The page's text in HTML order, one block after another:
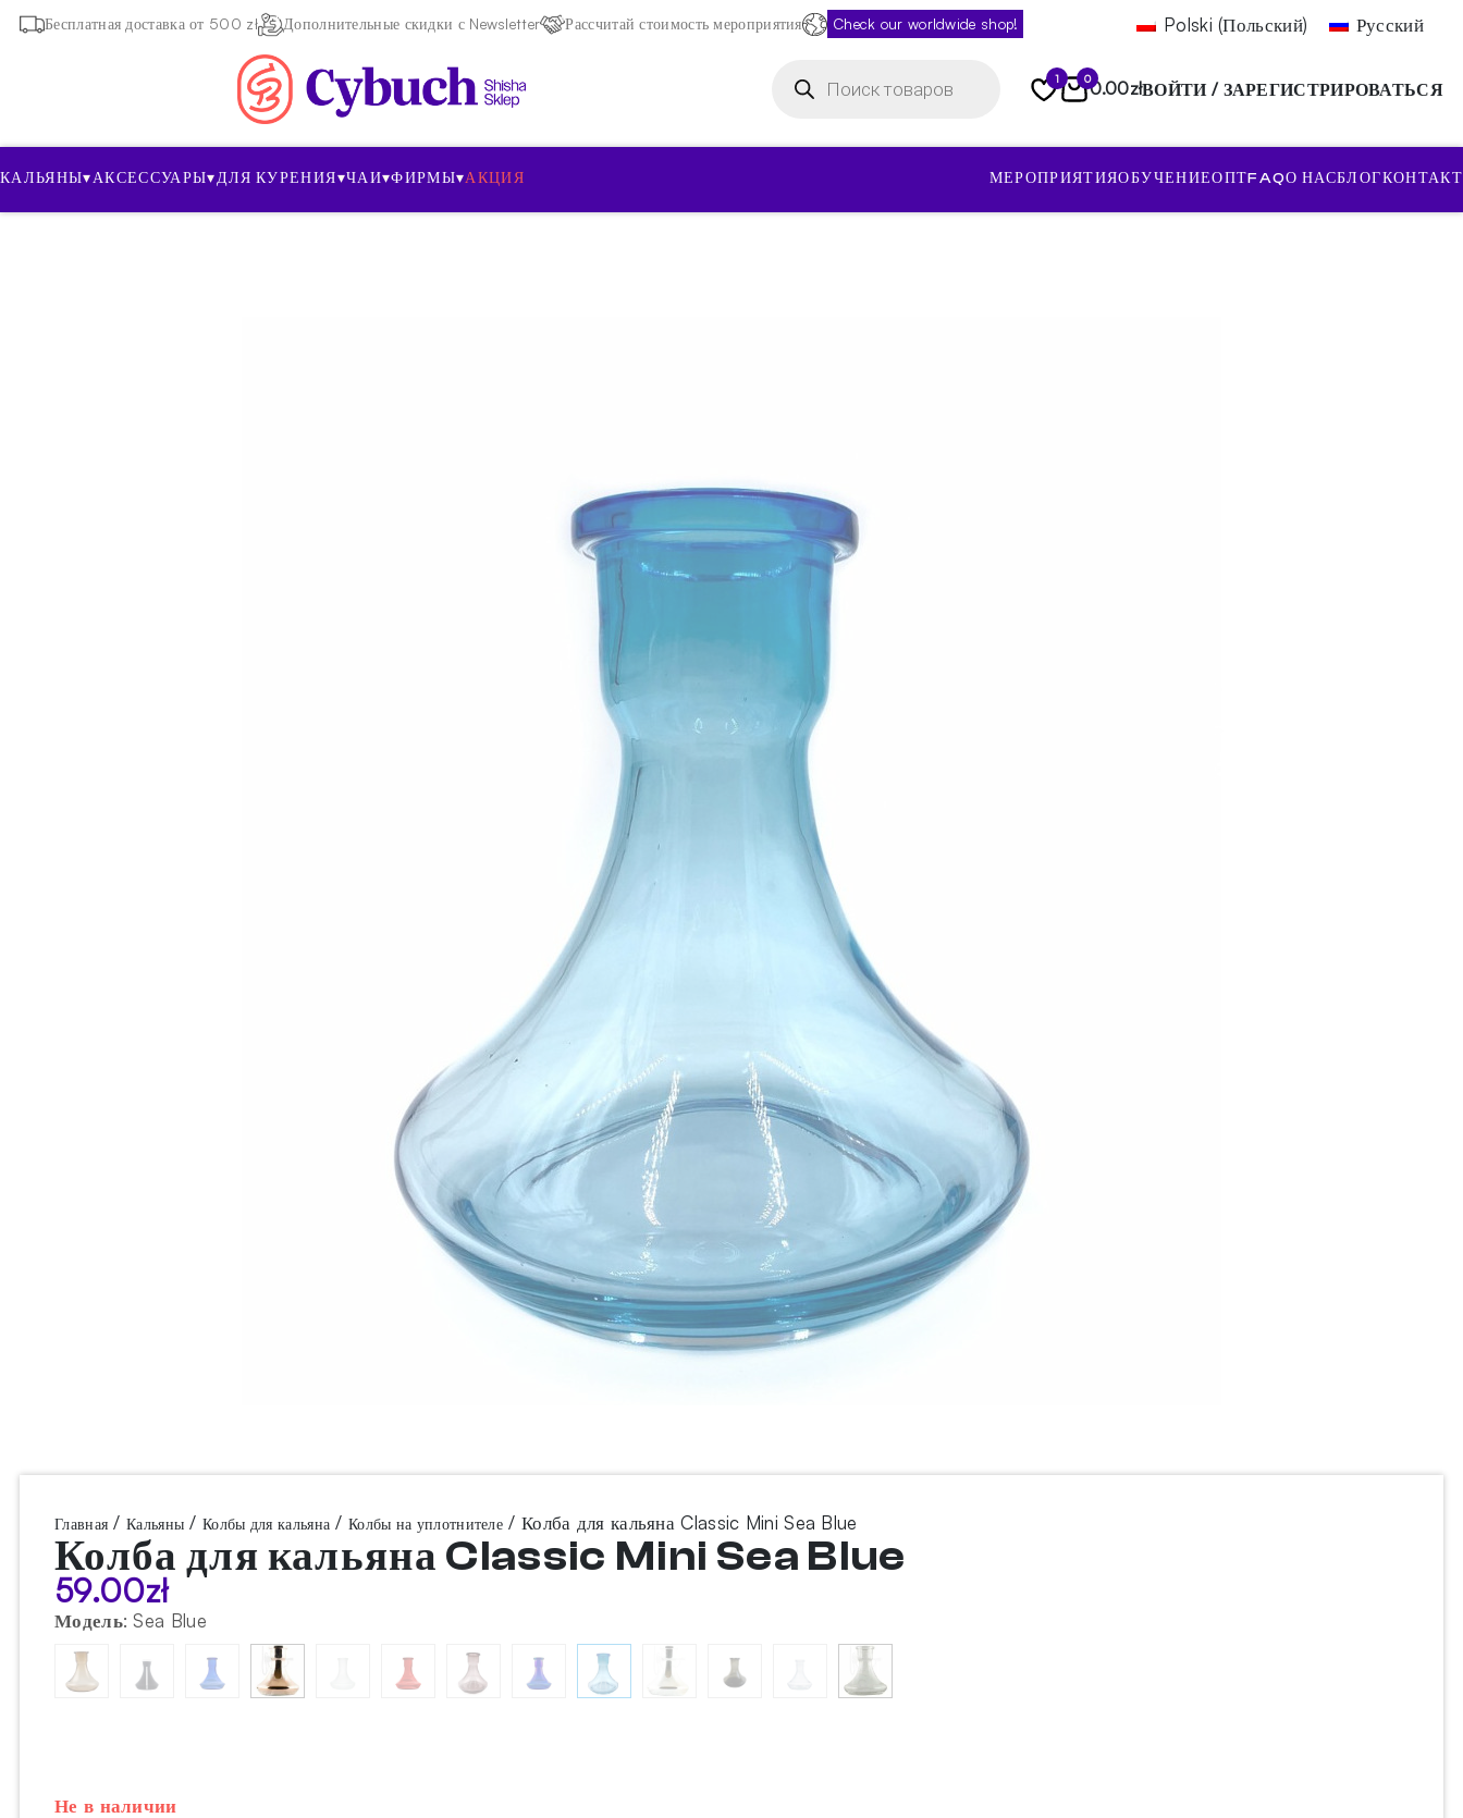
Бесплатная доставка от 500 zł Дополнительные скидки с Newsletter Рассчитай стоимость мероприятия Check our worldwide shop! Polski (Польский)
Русский
товаров 1 00.00złВОЙТИ / ЗАРЕГИСТРИРОВАТЬСЯ
КАЛЬЯНЫ▾АКСЕССУАРЫ▾ДЛЯ КУРЕНИЯ▾ЧАИ▾ФИРМЫ▾АКЦИЯ МЕРОПРИЯТИЯОБУЧЕНИЕОПТFAQО НАСБЛОГКОНТАКТ
Главная /Кальяны /Колбы для кальяна /Колбы на уплотнителе / Колба для кальяна Classic Mini Sea Blue
Колба для кальяна Classic Mini Sea Blue
59.00zł
Модель: Sea Blue
Не в наличии